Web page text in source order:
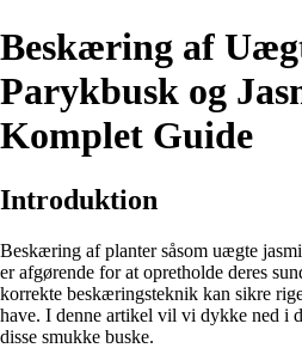
Beskæring af
Parykbusk og
Komplet Guide
Introduktion
Beskæring af planter såsom uægte
er afgørende for at opretholde deres
korrekte beskæringsteknik kan sikre
have. I denne artikel vil vi dykke ned i
disse smukke buske.